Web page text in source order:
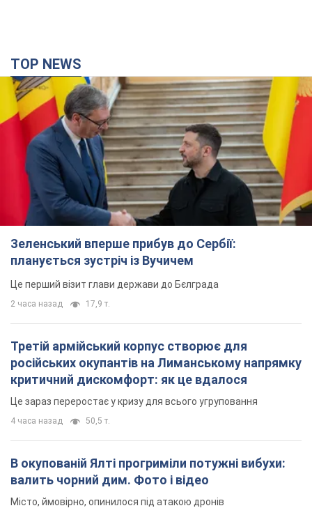
TOP NEWS
Зеленський вперше прибув до Сербії:
планується зустріч із Вучичем
Це перший візит глави держави до Бєлграда
2 часа назад 17,9 т.
Третій армійський корпус створює для
російських окупантів на Лиманському напрямку
критичний дискомфорт: як це вдалося
Це зараз переростає у кризу для всього угруповання
4 часа назад 50,5 т.
В окупованій Ялті прогриміли потужні вибухи:
валить чорний дим. Фото і відео
Місто, ймовірно, опинилося під атакою дронів